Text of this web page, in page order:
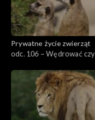
Prywatne życie zwierząt
odc. 106 – Wędrować czy